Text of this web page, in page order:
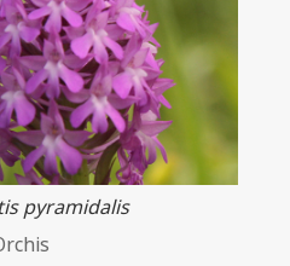
pyramidalis